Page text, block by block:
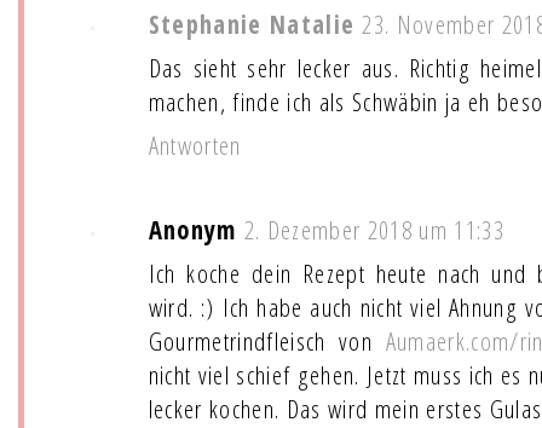
Stephanie Natalie 23. November
Das sieht sehr lecker aus. Richtig
machen, finde ich als Schwäbin ja eh
Antworten
Anonym 2. Dezember 2018 um 11:33
Ich koche dein Rezept heute nach
wird. :) Ich habe auch nicht viel Ahnung
Gourmetrindfleisch von Aumaerk.com/
nicht viel schief gehen. Jetzt muss ich es
lecker kochen. Das wird mein erstes